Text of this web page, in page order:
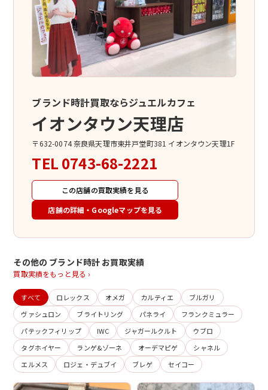
ブランド時計買取ならジュエルカフェ
イオンタウン天理店
〒632-0074 奈良県天理市東井戸堂町381 イオンタウン天理1F
TEL 0743-68-2221
この店舗の買取実績を見る
店舗の詳細・Googleマップを見る
その他の ブランド時計 お買取実績
買取実績をもっと見る ›
すべて ロレックス オメガ カルティエ
ブルガリ
ヴァシュロン
ブライトリング パネライ
フランクミュラー
パテックフィリップ
IWC ジャガールクルト
ウブロ
タグホイヤー
ランゲ&ゾーネ オーデマピゲ
シャネル
エルメス
ロジェ・デュブイ ブレゲ セイコー